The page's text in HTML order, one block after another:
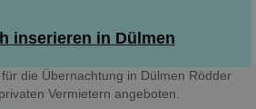
inserieren in Dülmen
die Übernachtung in Dülmen Rödder
Vermietern angeboten.